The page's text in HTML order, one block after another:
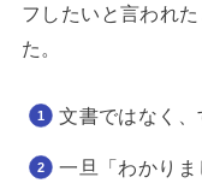
フしたいと言われ
た。
文書ではなく
一旦「わかり